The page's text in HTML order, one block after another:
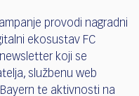
provodi nagradni
ekosustav FC
koji se
službenu web
te aktivnosti na